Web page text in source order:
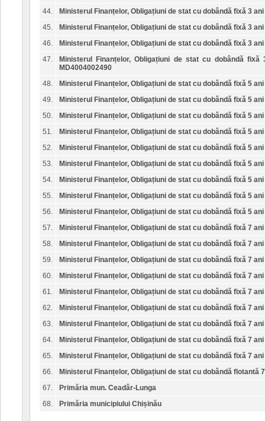
44.
Ministerul Finanțelor, Obligațiuni de stat cu dobândă fixă 3 ani
45.
Ministerul Finanțelor, Obligațiuni de stat cu dobândă fixă 3 ani
46.
Ministerul Finanțelor, Obligațiuni de stat cu dobândă fixă 3 ani
47.
Ministerul Finanțelor, Obligațiuni de stat cu dobândă fixă
MD4004002490
48.
Ministerul Finanțelor, Obligațiuni de stat cu dobândă fixă 5 ani
49.
Ministerul Finanțelor, Obligațiuni de stat cu dobândă fixă 5 ani
50.
Ministerul Finanțelor, Obligațiuni de stat cu dobândă fixă 5 ani
51.
Ministerul Finanțelor, Obligațiuni de stat cu dobândă fixă 5 ani
52.
Ministerul Finanțelor, Obligațiuni de stat cu dobândă fixă 5 ani
53.
Ministerul Finanțelor, Obligațiuni de stat cu dobândă fixă 5 ani
54.
Ministerul Finanțelor, Obligațiuni de stat cu dobândă fixă 5 ani
55.
Ministerul Finanțelor, Obligațiuni de stat cu dobândă fixă 5 ani
56.
Ministerul Finanțelor, Obligațiuni de stat cu dobândă fixă 5 ani
57.
Ministerul Finanțelor, Obligațiuni de stat cu dobândă fixă 7 ani
58.
Ministerul Finanțelor, Obligațiuni de stat cu dobândă fixă 7 ani
59.
Ministerul Finanțelor, Obligațiuni de stat cu dobândă fixă 7 ani
60.
Ministerul Finanțelor, Obligațiuni de stat cu dobândă fixă 7 ani
61.
Ministerul Finanțelor, Obligațiuni de stat cu dobândă fixă 7 ani
62.
Ministerul Finanțelor, Obligațiuni de stat cu dobândă fixă 7 ani
63.
Ministerul Finanțelor, Obligațiuni de stat cu dobândă fixă 7 ani
64.
Ministerul Finanțelor, Obligațiuni de stat cu dobândă fixă 7 ani
65.
Ministerul Finanțelor, Obligațiuni de stat cu dobândă fixă 7 ani
66.
Ministerul Finanțelor, Obligațiuni de stat cu dobândă flotantă
67.
Primăria mun. Ceadâr-Lunga
68.
Primăria municipiului Chișinău